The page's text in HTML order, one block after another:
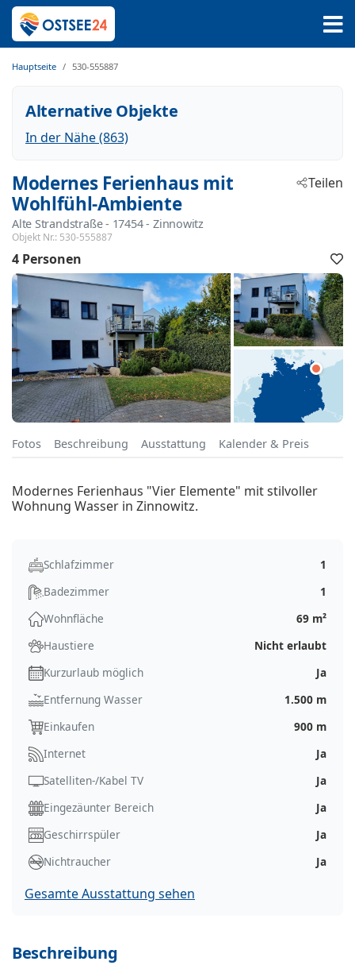
Hauptseite 530-555887
Alternative Objekte
In der Nähe (863)
Modernes Ferienhaus mit
Wohlfühl-Ambiente
Alte Strandstraße - 17454 - Zinnowitz
Objekt Nr.: 530-555887
Teilen
4 Personen
Fotos Beschreibung Ausstattung Kalender & Preis
Modernes Ferienhaus "Vier Elemente" mit stilvoller
Wohnung Wasser in Zinnowitz.
Schlafzimmer
1
Badezimmer
1
Wohnfläche
69 m²
Haustiere
Nicht erlaubt
Kurzurlaub möglich
Ja
Entfernung Wasser
1.500 m
Einkaufen
900 m
Internet
Ja
Satelliten-/Kabel TV
Ja
Eingezäunter Bereich
Ja
Geschirrspüler
Ja
Nichtraucher
Ja
Gesamte Ausstattung sehen
Beschreibung